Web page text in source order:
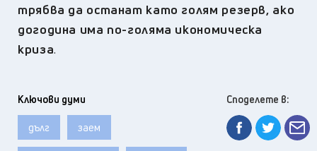
трябва да останат като голям резерв, ако
догодина има по-голяма икономическа
криза.
Ключови думи
дълг заем
Споделете в: